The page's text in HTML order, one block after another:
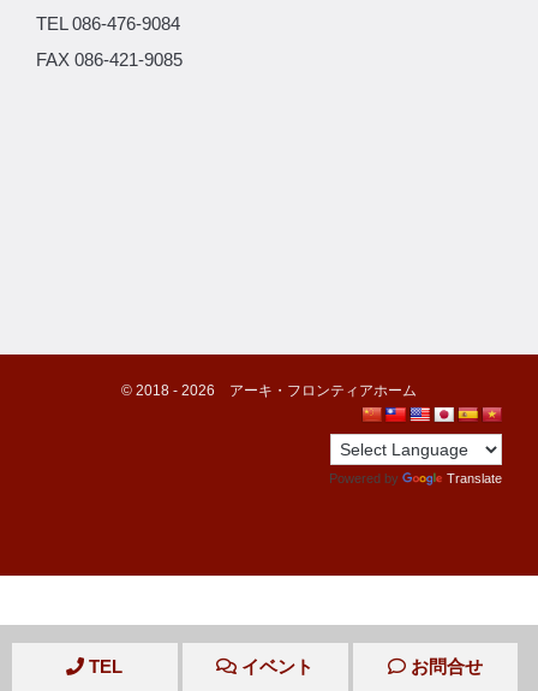
TEL 086-476-9084
FAX 086-421-9085
©️ 2018 - 2026 アーキ・フロンティアホーム
Powered by Translate
TEL イベント お問合せ